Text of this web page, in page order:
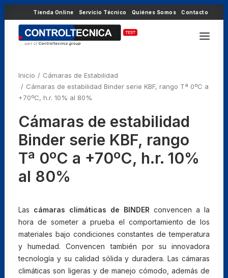
Tienda Online Servicio Técnico Quiénes Somos Contacto
Inicio
Cámaras de Estabilidad
Cámaras de estabilidad Binder serie KBF, rango Tª 0ºC a
+70ºC, h.r. 10% al 80%
Cámaras de estabilidad
Binder serie KBF, rango
Tª 0ºC a +70ºC, h.r. 10%
al 80%
Las cámaras climáticas de BINDER convencen a la
hora de someter a prueba el comportamiento de los
materiales bajo condiciones constantes de temperatura
y humedad. Convencen también por su innovadora
tecnología y su calidad sólida y duradera. Las cámaras
climáticas son ligeras y de manejo cómodo, además de